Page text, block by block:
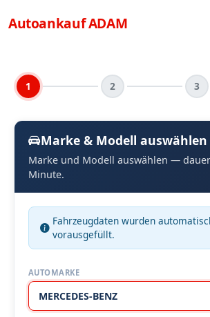
AutoankaufADAM
1 2 3
Marke & Modell auswählen
Marke und Modell auswählen —
Minute.
Fahrzeugdaten wurden
vorausgefüllt.
AUTOMARKE